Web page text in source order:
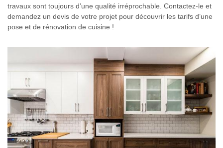
travaux sont toujours d’une qualité irréprochable. Contactez-le et
demandez un devis de votre projet pour découvrir les tarifs d’une
pose et de rénovation de cuisine !